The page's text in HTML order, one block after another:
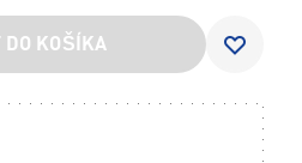
DO KOŠÍKA